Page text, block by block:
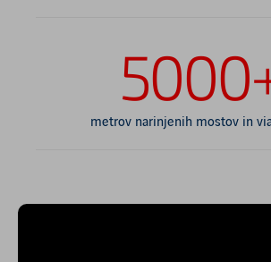
metrov narinjenih mostov in